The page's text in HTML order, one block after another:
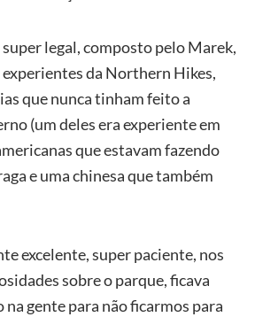
legal, composto pelo Marek,
experientes da Northern Hikes,
que nunca tinham feito a
(um deles era experiente em
que estavam fazendo
e uma chinesa que também
excelente, super paciente, nos
sobre o parque, ficava
gente para não ficarmos para